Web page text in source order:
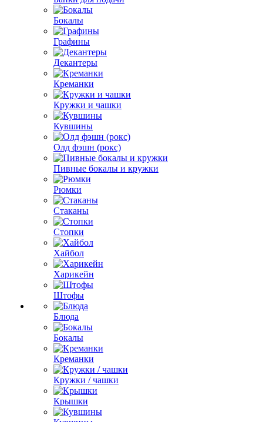
Бокалы
Графины
Декантеры
Креманки
Кружки и чашки
Кувшины
Олд фэшн (рокс)
Пивные бокалы и кружки
Рюмки
Стаканы
Стопки
Хайбол
Харикейн
Штофы
Блюда
Бокалы
Креманки
Кружки / чашки
Крышки